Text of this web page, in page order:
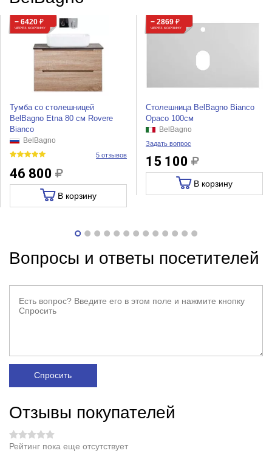
− 6420 ₽
ЧЕРЕЗ КОРЗИНУ
Тумба со столешницей
BelBagno Etna 80 см Rovere
Bianco
BelBagno
5 отзывов
46 800
В корзину
− 2869 ₽
ЧЕРЕЗ КОРЗИНУ
Столешница BelBagno Bianco
Opaco 100см
BelBagno
Задать вопрос
15 100
В корзину
Вопросы и ответы посетителей
Спросить
Отзывы покупателей
Рейтинг пока еще отсутствует